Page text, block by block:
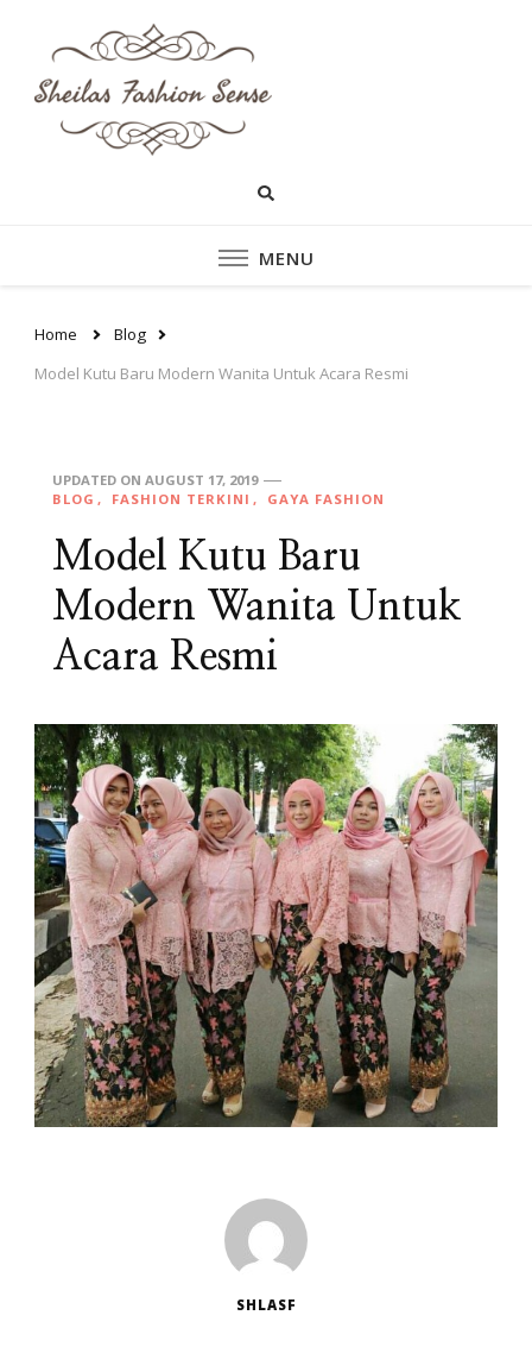
Style dan fashion
MENU
Home
Blog
Model Kutu Baru Modern Wanita Untuk Acara Resmi
UPDATED ON AUGUST 17, 2019
BLOG
FASHION TERKINI GAYA FASHION
Model Kutu Baru
Modern Wanita Untuk
Acara Resmi
SHLASF